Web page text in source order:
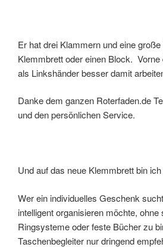
Er hat drei Klammern und eine
Klemmbrett oder einen Block.
als Linkshänder besser damit
Danke dem ganzen Roterfaden.de
und den persönlichen Service.
Und auf das neue Klemmbrett bin
Wer ein individuelles Geschenk
intelligent organisieren möchte,
Ringsysteme oder feste Bücher zu
Taschenbegleiter nur dringend